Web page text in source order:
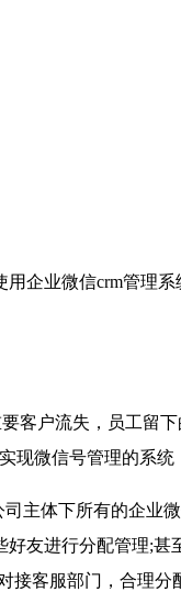
企业微信crm管理系
户流失，员工留下
微信号管理的系统
体下所有的企业
友进行分配管理;
客服部门，合理